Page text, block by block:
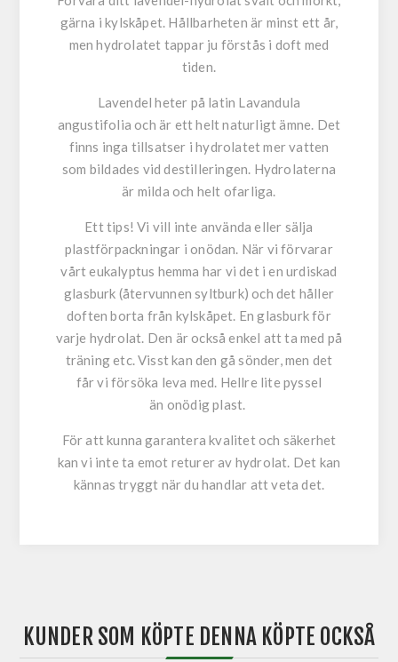
gärna i kylskåpet. Hållbarheten är minst ett år,
men hydrolatet tappar ju förstås i doft med
tiden.
Lavendel heter på latin Lavandula
angustifolia och är ett helt naturligt ämne. Det
finns inga tillsatser i hydrolatet mer vatten
som bildades vid destilleringen. Hydrolaterna
är milda och helt ofarliga.
Ett tips! Vi vill inte använda eller sälja
plastförpackningar i onödan. När vi förvarar
vårt eukalyptus hemma har vi det i en urdiskad
glasburk (återvunnen syltburk) och det håller
doften borta från kylskåpet. En glasburk för
varje hydrolat. Den är också enkel att ta med på
träning etc. Visst kan den gå sönder, men det
får vi försöka leva med. Hellre lite pyssel
än onödig plast.
För att kunna garantera kvalitet och säkerhet
kan vi inte ta emot returer av hydrolat. Det kan
kännas tryggt när du handlar att veta det.
KUNDER SOM KÖPTE DENNA KÖPTE OCKSÅ